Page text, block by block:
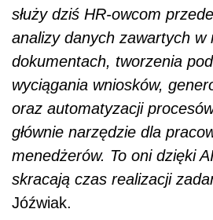
służy dziś HR-owcom
analizy danych zawartych w
dokumentach, tworzenia
wyciągania wniosków,
oraz automatyzacji
głównie narzędzie dla
menedżerów. To oni dzięki
skracają czas realizacji
Jóźwiak.